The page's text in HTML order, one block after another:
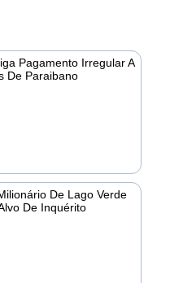
Pagamento Irregular A
De Paraibano
De Lago Verde
De Inquérito